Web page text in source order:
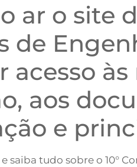
ar o site
de
acesso
aos
e
saiba tudo sobre o 10°